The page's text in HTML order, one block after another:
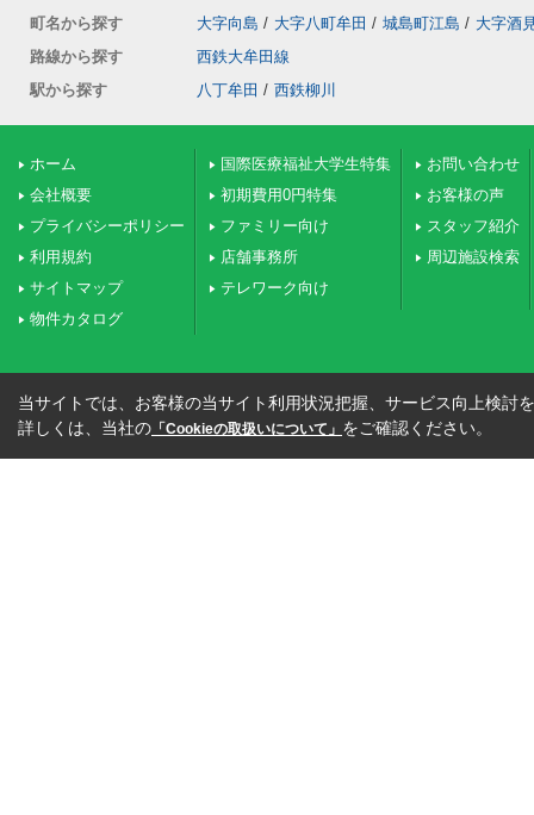
町名から探す
大字向島 / 大字八町牟田 / 城島町江島 / 大字酒
路線から探す
西鉄大牟田線
駅から探す
八丁牟田 / 西鉄柳川
ホーム
会社概要
プライバシーポリシー
利用規約
サイトマップ
物件カタログ
国際医療福祉大学生特集
初期費用0円特集
ファミリー向け
店舗事務所
テレワーク向け
お問い合わせ
お客様の声
スタッフ紹介
周辺施設検索
当サイトでは、お客様の当サイト利用状況把握、サービス向上検討
詳しくは、当社の 「Cookieの取扱いについて」 をご確認ください。